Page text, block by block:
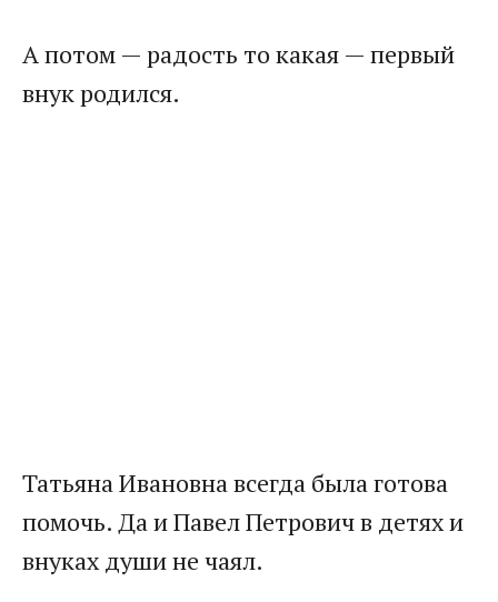
А потом — радость то какая — первый
внук родился.
Татьяна Ивановна всегда была готова
помочь. Да и Павел Петрович в детях и
внуках души не чаял.